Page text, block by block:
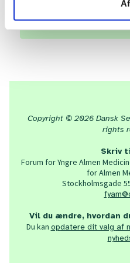
Copyright © 2026 Dansk
rights
Skriv
Forum for Yngre Almen
for Almen
Stockholmsgade
Vil du ændre, hvordan
Du kan opdatere dit valg af